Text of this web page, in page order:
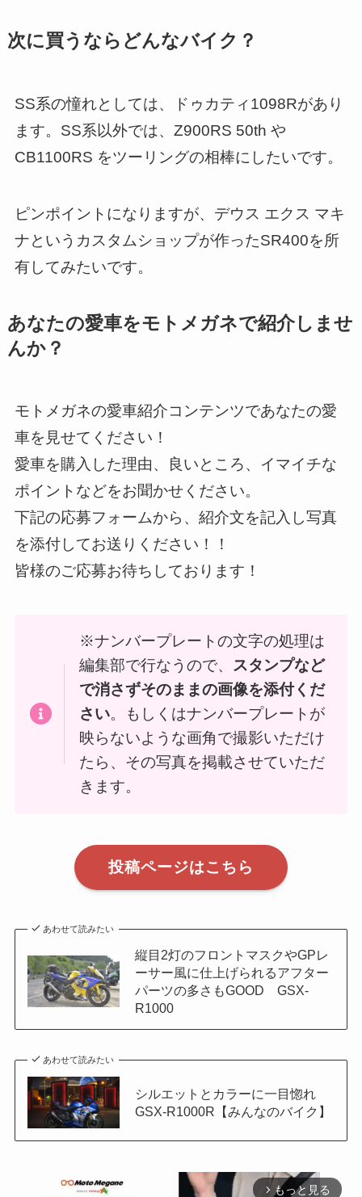
次に買うならどんなバイク？
SS系の憧れとしては、ドゥカティ1098Rがあり
ます。SS系以外では、Z900RS 50th や
CB1100RS をツーリングの相棒にしたいです。
ピンポイントになりますが、デウス エクス マキ
ナというカスタムショップが作ったSR400を所
有してみたいです。
あなたの愛車をモトメガネで紹介しませ
んか？
モトメガネの愛車紹介コンテンツであなたの愛
車を見せてください！
愛車を購入した理由、良いところ、イマイチな
ポイントなどをお聞かせください。
下記の応募フォームから、紹介文を記入し写真
を添付してお送りください！！
皆様のご応募お待ちしております！
※ナンバープレートの文字の処理は
編集部で行なうので、 スタンプなど
で消さずそのままの画像を添付くだ
さい。もしくはナンバープレートが
映らないような画角で撮影いただけ
たら、その写真を掲載させていただ
きます。
投稿ページはこちら
あわせて読みたい
縦目2灯のフロントマスクやGPレ
ーサー風に仕上げられるアフター
パーツの多さもGOOD GSX-
R1000
あわせて読みたい
シルエットとカラーに一目惚れ
GSX-R1000R【みんなのバイク】
arrow_forward_ios もっと見る